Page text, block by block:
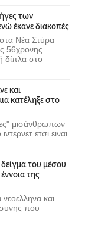
των
έκανε διακοπές
Νέα Στύρα
56χρονης
δίπλα στο
και
κατέληξε στο
μισάνθρωπων
ετσι ειναι
του μέσου
της
και
που